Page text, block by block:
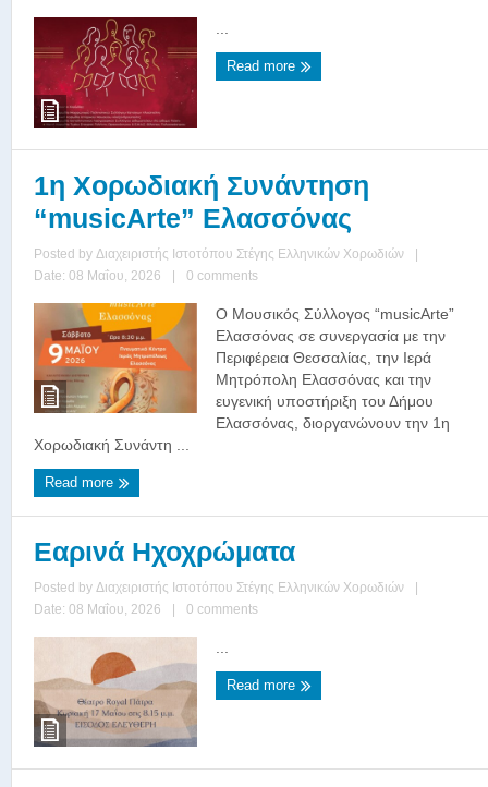
Read more
1η Χορωδιακή Συνάντηση
“musicArte” Ελασσόνας
Posted by Διαχειριστής Ιστοτόπου Στέγης Ελληνικών Χορωδιών
|
Date: 08 Μαΐου, 2026
| 0 comments
Ο Μουσικός Σύλλογος “musicArte”
Ελασσόνας σε συνεργασία με την
Περιφέρεια Θεσσαλίας, την Ιερά
Μητρόπολη Ελασσόνας και την
ευγενική υποστήριξη του Δήμου
Ελασσόνας, διοργανώνουν την 1η
Χορωδιακή Συνάντη ...
Read more
Εαρινά Ηχοχρώματα
Posted by Διαχειριστής Ιστοτόπου Στέγης Ελληνικών Χορωδιών
|
Date: 08 Μαΐου, 2026
| 0 comments
Read more